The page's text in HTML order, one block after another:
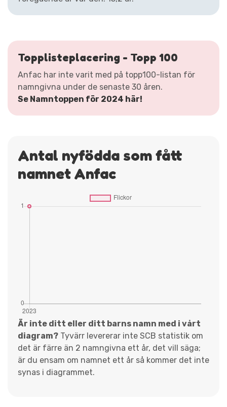
Topplisteplacering - Topp 100
Anfac har inte varit med på topp100-listan för
namngivna under de senaste 30 åren.
Se Namntoppen för 2024 här!
Antal nyfödda som fått
namnet Anfac
Är inte ditt eller ditt barns namn med i vårt
diagram? Tyvärr levererar inte SCB statistik om
det är färre än 2 namngivna ett år, det vill säga;
är du ensam om namnet ett år så kommer det inte
synas i diagrammet.